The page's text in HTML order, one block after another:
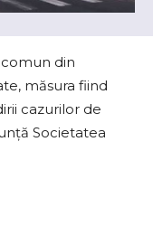
din
măsura fiind
cazurilor de
Societatea